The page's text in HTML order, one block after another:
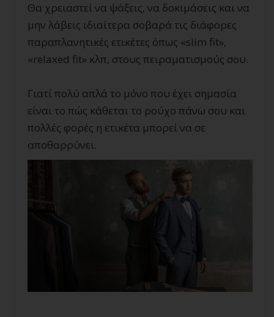
Θα χρειαστεί να ψάξεις, να δοκιμάσεις και να
μην λάβεις ιδιαίτερα σοβαρά τις διάφορες
παραπλανητικές ετικέτες όπως «slim fit»,
«relaxed fit» κλπ, στους πειραματισμούς σου.
Γιατί πολύ απλά το μόνο που έχει σημασία
είναι το πώς κάθεται το ρούχο πάνω σου και
πολλές φορές η ετικέτα μπορεί να σε
αποθαρρύνει.